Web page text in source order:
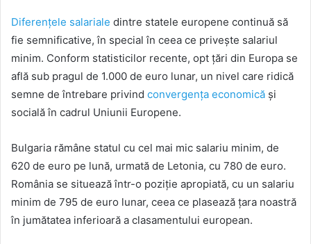
Diferențele salariale dintre statele europene continuă să
fie semnificative, în special în ceea ce privește salariul
minim. Conform statisticilor recente, opt țări din Europa se
află sub pragul de 1.000 de euro lunar, un nivel care ridică
semne de întrebare privind convergența economică și
socială în cadrul Uniunii Europene.
Bulgaria rămâne statul cu cel mai mic salariu minim, de
620 de euro pe lună, urmată de Letonia, cu 780 de euro.
România se situează într-o poziție apropiată, cu un salariu
minim de 795 de euro lunar, ceea ce plasează țara noastră
în jumătatea inferioară a clasamentului european.